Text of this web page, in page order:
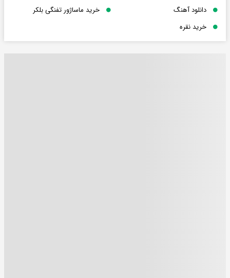
دانلود آهنگ
خرید ماساژور تفنگی بلکر
خرید نقره